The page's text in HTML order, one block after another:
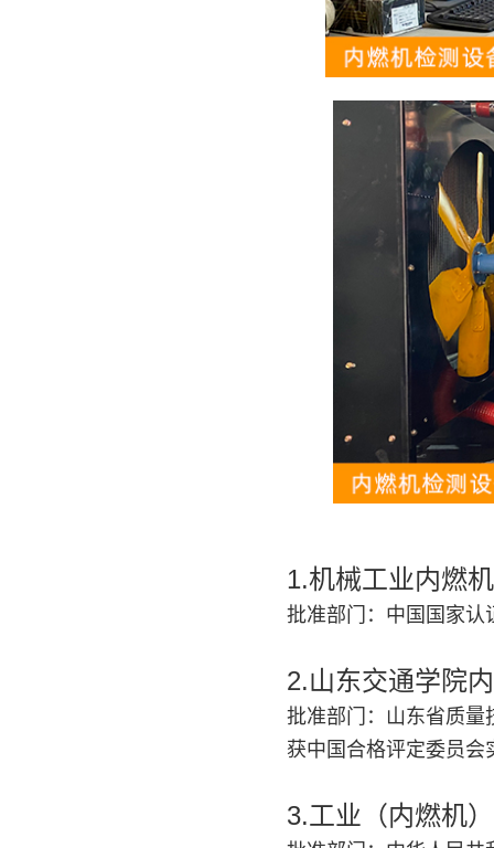
1.机械工业内燃
批准部门：中国国家认
2.山东交通学院
批准部门：山东省质量
获中国合格评定委员会
3.工业（内燃机